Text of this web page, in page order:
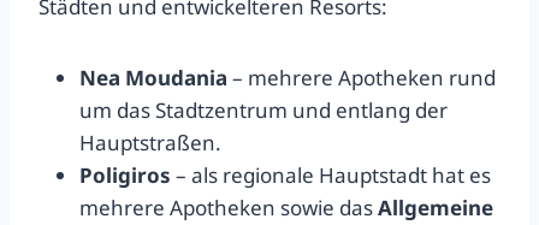
Städten und entwickelteren Resorts:
Nea Moudania – mehrere Apotheken rund
um das Stadtzentrum und entlang der
Hauptstraßen.
Poligiros – als regionale Hauptstadt hat es
mehrere Apotheken sowie dasAllgemeine